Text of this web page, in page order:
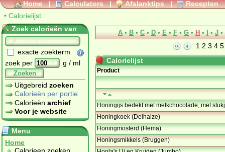
Home | Calculators | Afslanktips | Recepten
• Calorielijst
Zoek calorieën van
exacte zoekterm
zoek per
g / ml
Zoeken
Uitgebreid zoeken
Calorieën per portie
Calorieën archief
Voor je website
Menu
Home
A • B • C • D • E • F • G • H • • J •
1 2 3 4 5
Calorielijst
Product
Honingijs bedekt met melkchocolade, met
Honingkoek (Delhaize)
Honingmosterd (Hema)
Honingsmikkels (Bruggen)